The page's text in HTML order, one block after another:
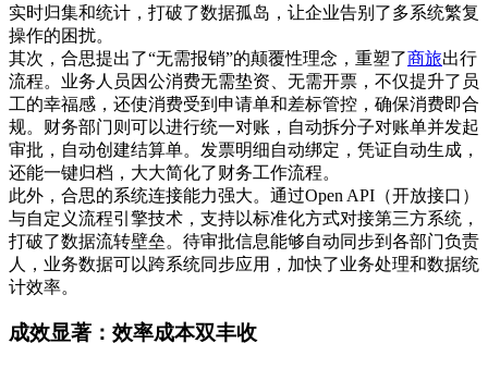
实时归集和统计，打破了数据孤岛，让企业告别了多系统繁复
操作的困扰。
其次，合思提出了“无需报销”的颠覆性理念，重塑了商旅出行
流程。业务人员因公消费无需垫资、无需开票，不仅提升了员
工的幸福感，还使消费受到申请单和差标管控，确保消费即合
规。财务部门则可以进行统一对账，自动拆分子对账单并发起
审批，自动创建结算单。发票明细自动绑定，凭证自动生成，
还能一键归档，大大简化了财务工作流程。
此外，合思的系统连接能力强大。通过Open API（开放接口）
与自定义流程引擎技术，支持以标准化方式对接第三方系统，
打破了数据流转壁垒。待审批信息能够自动同步到各部门负责
人，业务数据可以跨系统同步应用，加快了业务处理和数据统
计效率。
成效显著：效率成本双丰收